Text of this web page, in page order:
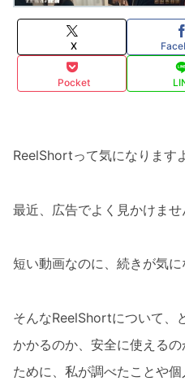
X
Pocket
ReelShortって気になります
最近、広告でよく見かけませ
短い動画なのに、続きが気に
そんなReelShortについて、
かかるのか、安全に使える
ために、私が調べたことや